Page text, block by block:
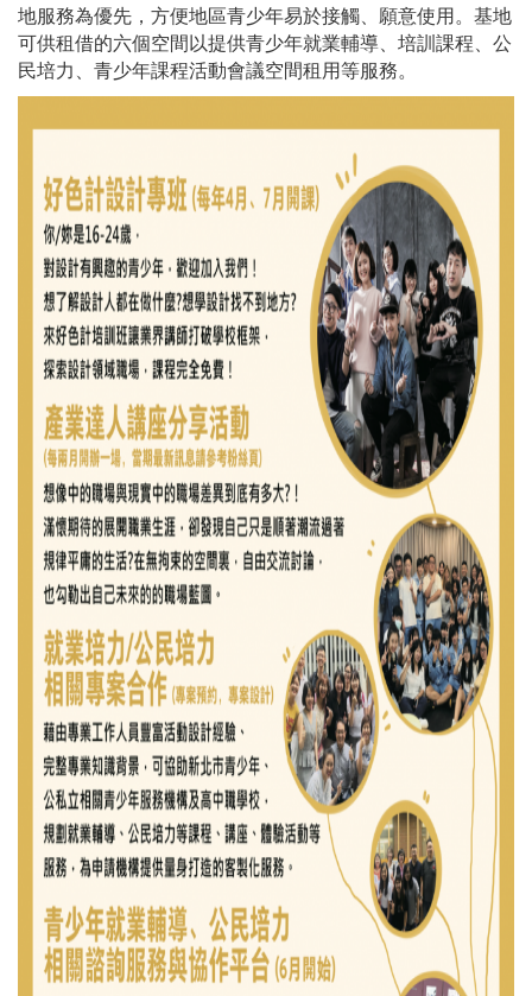
地服務為優先，方便地區青少年易於接觸、願意使用。基地
可供租借的六個空間以提供青少年就業輔導、培訓課程、公
民培力
、青少年課程活動會議空間租用等服務。